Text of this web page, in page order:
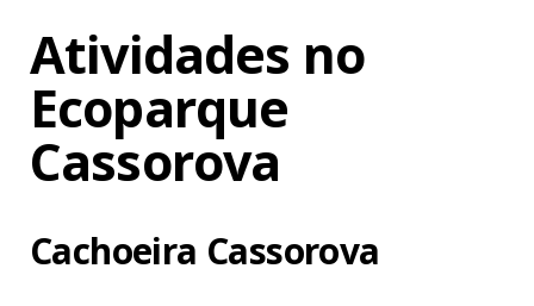
Atividades no
Ecoparque
Cassorova
Cachoeira Cassorova